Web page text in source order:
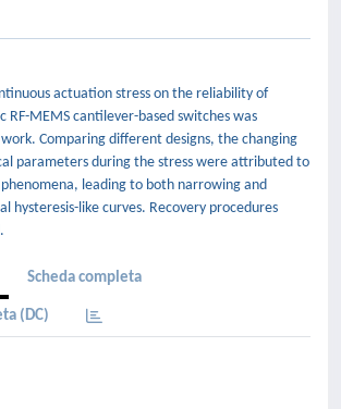
actuation stress on the reliability of
RF-MEMS cantilever-based switches was
Comparing different designs, the changing
parameters during the stress were attributed to
leading to both narrowing and
hysteresis-like curves. Recovery procedures
Scheda completa
(DC)